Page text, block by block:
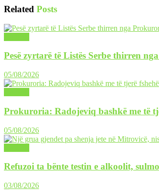
Related Posts
Pesë zyrtarë të Listës Serbe thirren
05/08/2026
Prokuroria: Radojeviq bashkë me të
05/08/2026
Refuzoi ta bënte testin e alkoolit,
03/08/2026